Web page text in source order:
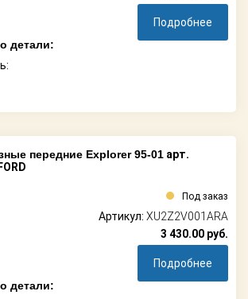
детали:
Подробнее
передние Explorer 95-01 арт.
детали:
Под заказ
Артикул: XU2Z2V001ARA
3 430.00 руб.
Подробнее